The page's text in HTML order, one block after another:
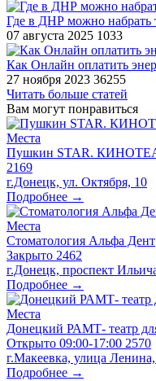
Где в ДНР можно набрать
07 августа 2025 1033
​Как Онлайн оплатить
27 ноября 2023 36255
Читать больше статей
Вам могут понравиться
Места
Пушкин STAR.
2169
г.Донецк, ул. Октября, 10
Подробнее →
Места
Стоматология Альфа Дент
Закрыто 2462
г.Донецк, проспект
Подробнее →
Места
Донецкий РАМТ- театр
Открыто 09:00-17:00 2570
г.Макеевка, улица
Подробнее →